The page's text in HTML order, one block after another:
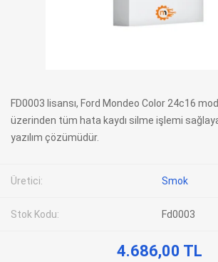
FD0003 lisansı, Ford Mondeo Color 24c16
üzerinden tüm hata kaydı silme işlemi
yazılım çözümüdür.
Üretici: Smok
Stok Kodu: Fd0003
4.686,00 TL